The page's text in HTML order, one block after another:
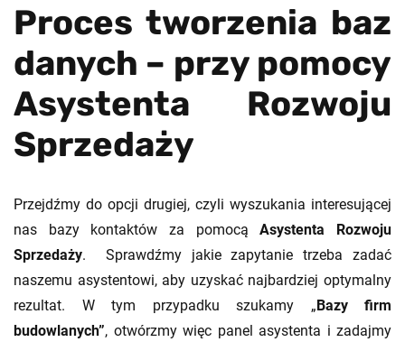
Proces tworzenia baz
danych – przy pomocy
Asystenta Rozwoju
Sprzedaży
Przejdźmy do opcji drugiej, czyli wyszukania interesującej
nas bazy kontaktów za pomocąAsystenta Rozwoju
Sprzedaży. Sprawdźmy jakie zapytanie trzeba zadać
naszemu asystentowi, aby uzyskać najbardziej optymalny
rezultat. W tym przypadku szukamy „Bazy firm
budowlanych”, otwórzmy więc panel asystenta i zadajmy